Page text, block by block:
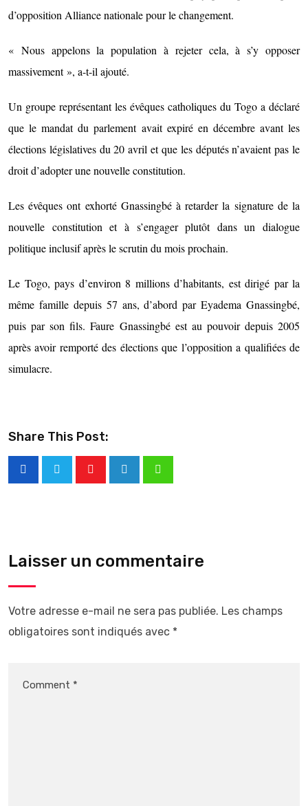
d’opposition Alliance nationale pour le changement.
« Nous appelons la population à rejeter cela, à s’y opposer
massivement », a-t-il ajouté.
Un groupe représentant les évêques catholiques du Togo a déclaré
que le mandat du parlement avait expiré en décembre avant les
élections législatives du 20 avril et que les députés n’avaient pas le
droit d’adopter une nouvelle constitution.
Les évêques ont exhorté Gnassingbé à retarder la signature de la
nouvelle constitution et à s’engager plutôt dans un dialogue
politique inclusif après le scrutin du mois prochain.
Le Togo, pays d’environ 8 millions d’habitants, est dirigé par la
même famille depuis 57 ans, d’abord par Eyadema Gnassingbé,
puis par son fils. Faure Gnassingbé est au pouvoir depuis 2005
après avoir remporté des élections que l’opposition a qualifiées de
simulacre.
Share This Post:
Laisser un commentaire
Votre adresse e-mail ne sera pas publiée. Les champs
obligatoires sont indiqués avec *